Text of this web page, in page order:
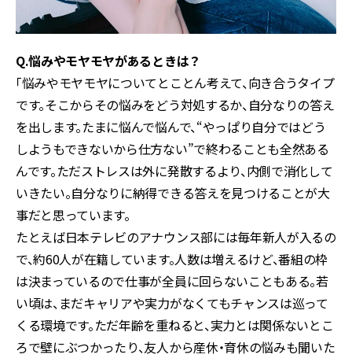
Q.悩みやモヤモヤがあるときは？
「悩みやモヤモヤについてとことん考えて、向き合うタイプ
です。そこからその悩みをどう対処するか、自分なりの答え
を出します。たまに悩んで悩んで、“やっぱり自分ではどう
しようもできないから仕方ない”で終わることも全然ある
んです。ただストレスは外に発散するより、内側で消化して
いきたい。自分なりに納得できる答えを見つけることが大
事だと思っています。
たとえば日本テレビのアナウンス部には毎年新人が入るの
で、約60人が在籍しています。人数は増えるけど、番組の枠
は決まっているので仕事が全員に回らないこともある。若
い頃は、まだキャリアや実力がなくてもチャンスは巡って
くる環境です。ただ年齢を重ねると、実力とは関係ないとこ
ろで壁にぶつかったり、友人から産休・育休の悩みも聞いた